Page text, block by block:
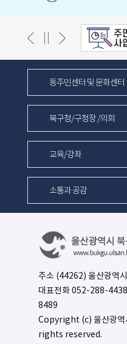
동주민센터 및 문화센터
북구청/구청장 /의회
교육/강좌
소통과 공감
주소 (44262) 울산광역
대표전화052-288-4438
8489
Copyright (c) 울산광역
rights reserved.